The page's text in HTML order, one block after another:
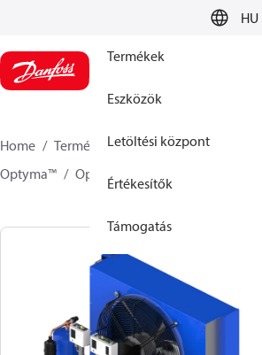
HU
Termékek
Eszközök
Letöltési központ
Értékesítők
Támogatás
Home Termékek Climate Solutions Hűtés
Optyma™
Optyma™